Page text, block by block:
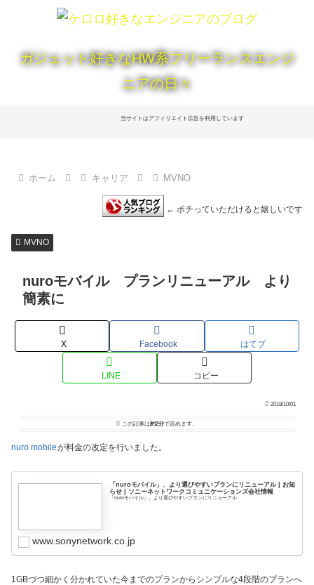
ガジェット好きなHW系フリーランスエンジ
ニアの日々
当サイトはアフィリエイト広告を利用しています
ホーム キャリア MVNO
← ポチっていただけると嬉しいです
MVNO
nuroモバイル プランリニューアル より
簡素に
X Facebook はてブ
LINE コピー
2018/10/01
この記事は約2分で読めます。
nuro mobileが料金の改定を行いました。
「nuroモバイル」、より選びやすいプランにリニューアル | お知
らせ | ソニーネットワークコミュニケーションズ会社情報
「nuroモバイル」、より選びやすいプランにリニューアル
www.sonynetwork.co.jp
1GBづつ細かく分かれていた今までのプランからシンプルな4段階のプランへ